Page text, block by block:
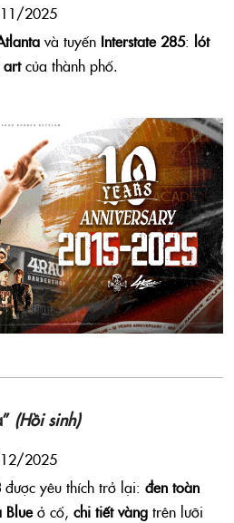
2025
và tuyến Interstate 285: lót
artcủa thành phố.
(Hồi sinh)
2025
được yêu thích trở lại: đen toàn
Blueở cổ, chi tiết vàngtrên lưỡi